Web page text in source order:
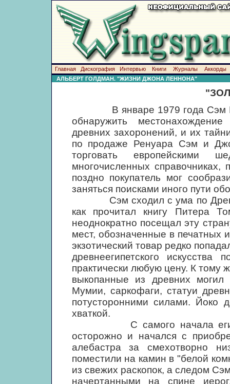
Главная Дискография Интервью Книги Журналы
Аккорды
АЛЬБЕРТ ГОЛДМАН. "ЖИЗНИ ДЖОНА ЛЕННОНА"
В январе 1979 года Сэм
обнаружить
древних захоронений, и их
по продаже Ренуара Сэм и
торговать европейскими
многочисленных
поздно покупатель мог
заняться поисками иного пути
Сэм сходил с ума по
как прочитал книгу Питера
неоднократно посещал эту
мест, обозначенные в печатных
экзотический товар редко
древнеегипетского
практически любую цену. К тому
выкопанные из древних
Мумии, саркофаги, статуи
потусторонними силами. Йоко
хваткой.
С самого начала
осторожно и начался с
алебастра за смехотворно
поместили на камин в "белой
из свежих раскопок, а следом
начертанными на спине